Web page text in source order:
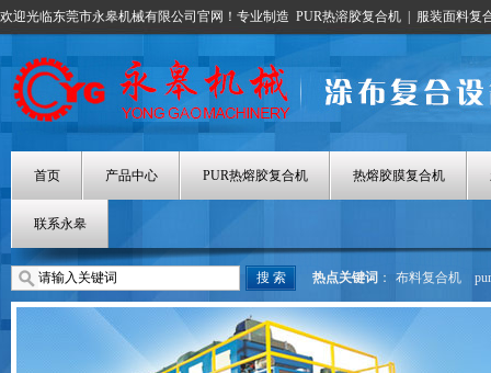
欢迎光临东莞市永皋机械有限公司官网！专业制造 PUR热溶胶复合机 服装面料复
首页 产品中心 PUR热熔胶复合机 热熔胶膜复合机
联系永皋
热点关键词 ： 布料复合机
热熔胶涂布机
热熔胶膜复合